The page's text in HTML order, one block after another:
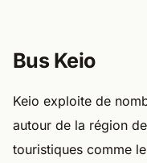
Bus Keio
Keio exploite de
autour de la région
touristiques comme